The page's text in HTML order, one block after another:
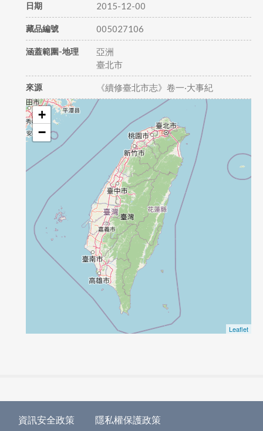
日期 2015-12-00
藏品編號 005027106
涵蓋範圍-地理
亞洲
臺北市
來源 《續修臺北市志》卷一‧大事紀
+
−
Leaflet
資訊安全政策 隱私權保護政策